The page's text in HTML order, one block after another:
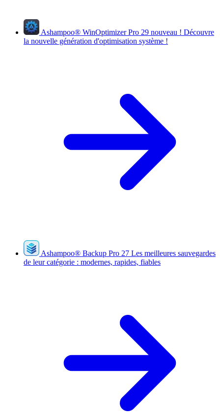
Ashampoo® WinOptimizer Pro 29 nouveau ! Découvre
la nouvelle génération d'optimisation système !
Ashampoo® Backup Pro 27 Les meilleures sauvegardes
de leur catégorie : modernes, rapides, fiables